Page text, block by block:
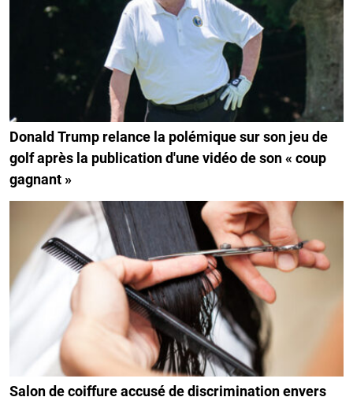
Donald Trump relance la polémique sur son jeu de
golf après la publication d'une vidéo de son « coup
gagnant »
Salon de coiffure accusé de discrimination envers